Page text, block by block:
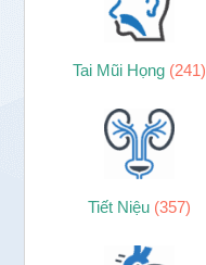
Tai Mũi Họng (241)
Tiết Niệu (357)